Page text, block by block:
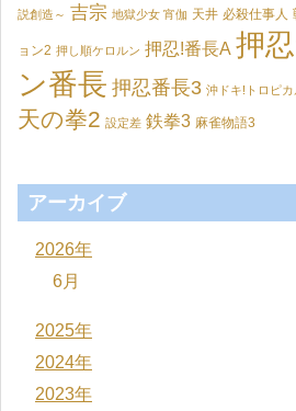
説創造～ 吉宗 地獄少女 宵伽 天井 必殺仕事人
ョン2 押し順ケロルン 押忍!番長A 押
ン番長 押忍番長3 沖ドキ!トロピカ
天の拳2 設定差 鉄拳3 麻雀物語3
アーカイブ
2026年
6月
2025年
2024年
2023年